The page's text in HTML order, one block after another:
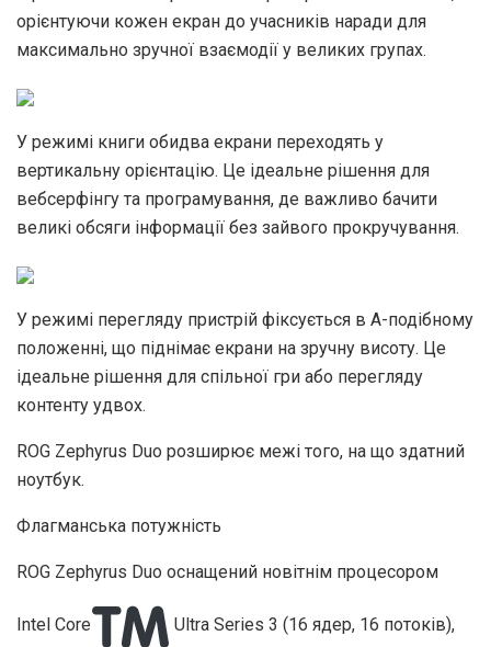
орієнтуючи кожен екран до учасників наради для
максимально зручної взаємодії у великих групах.
У режимі книги обидва екрани переходять у
вертикальну орієнтацію. Це ідеальне рішення для
вебсерфінгу та програмування, де важливо бачити
великі обсяги інформації без зайвого прокручування.
У режимі перегляду пристрій фіксується в А-подібному
положенні, що піднімає екрани на зручну висоту. Це
ідеальне рішення для спільної гри або перегляду
контенту удвох.
ROG Zephyrus Duo розширює межі того, на що здатний
ноутбук.
Флагманська потужність
ROG Zephyrus Duo оснащений новітнім процесором
Intel Core Ultra Series 3 (16 ядер, 16 потоків),